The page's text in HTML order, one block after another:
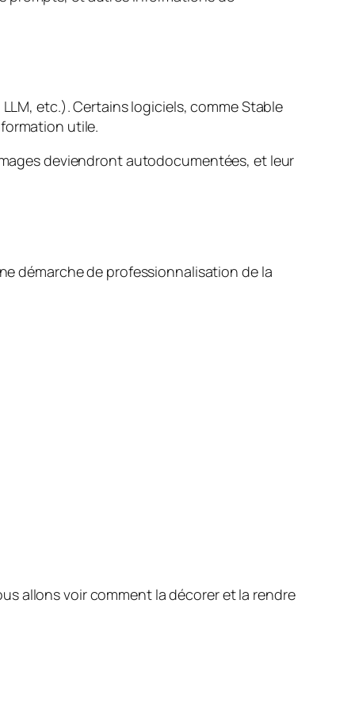
etc.). Certains logiciels, comme Stable
utile.
deviendront autodocumentées, et leur
démarche de professionnalisation de la
allons voir comment la décorer et la rendre